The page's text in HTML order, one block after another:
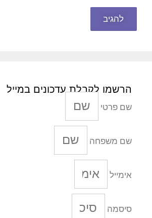
הרשמו לקבלת עדכונים במייל
שם פרטי
שם משפחה
אימייל
סיסמה